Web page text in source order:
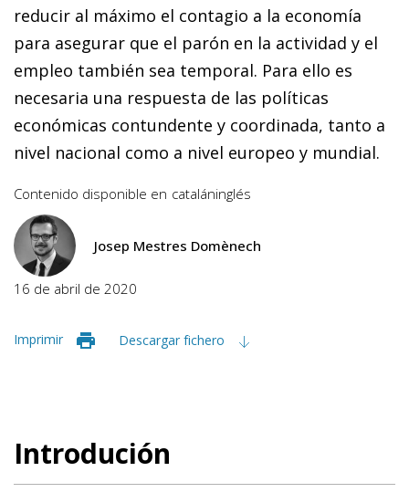
reducir al máximo el contagio a la economía
para asegurar que el parón en la actividad y el
empleo también sea temporal. Para ello es
necesaria una respuesta de las políticas
económicas contundente y coordinada, tanto a
nivel nacional como a nivel europeo y mundial.
Contenido disponible en cataláninglés
Josep Mestres Domènech
16 de abril de 2020
Imprimir Descargar fichero
Introdución